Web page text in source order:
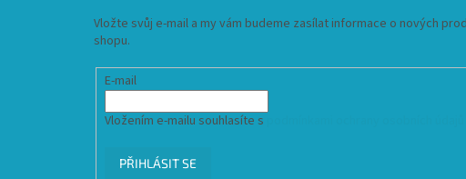
Vložte svůj e-mail a my vám budeme zasílat informace o nových
shopu.
E-mail
Vložením e-mailu souhlasíte s
PŘIHLÁSIT SE